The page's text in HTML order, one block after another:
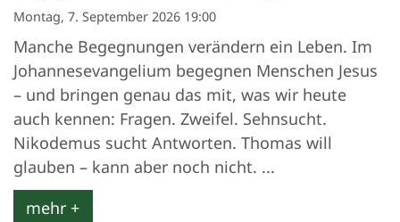
Montag, 7. September 2026 19:00
Manche Begegnungen verändern ein Leben. Im
Johannesevangelium begegnen Menschen Jesus
– und bringen genau das mit, was wir heute
auch kennen: Fragen. Zweifel. Sehnsucht.
Nikodemus sucht Antworten. Thomas will
glauben – kann aber noch nicht. ...
mehr +